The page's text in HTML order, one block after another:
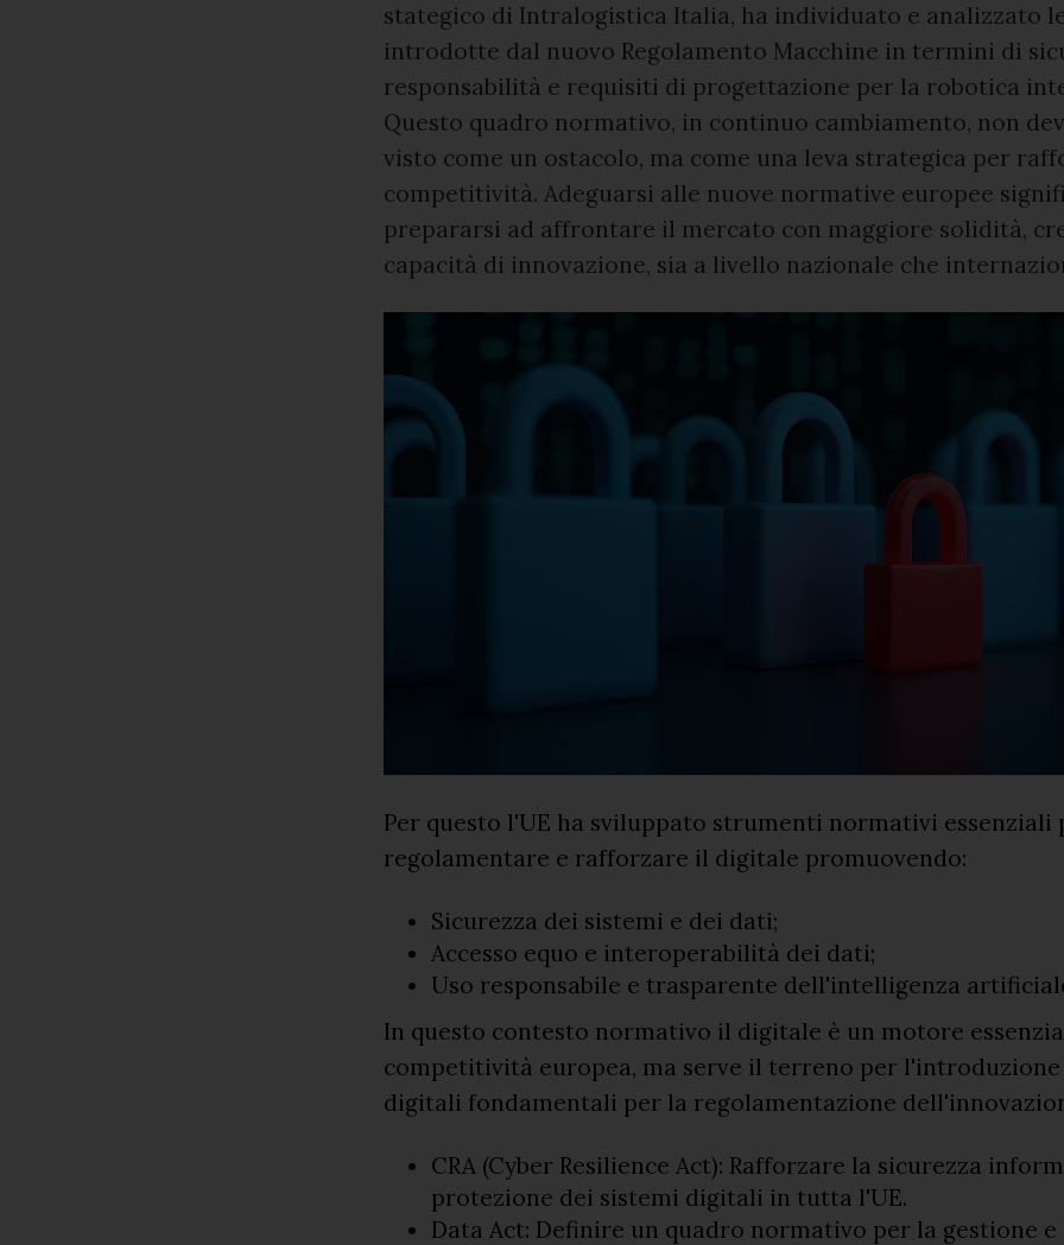
stategico di Intralogistica Italia, ha individuato e analizzato
introdotte dal nuovo Regolamento Macchine in termini di
responsabilità e requisiti di progettazione per la robotica
Questo quadro normativo, in continuo cambiamento, non
visto come un ostacolo, ma come una leva strategica per
competitività. Adeguarsi alle nuove normative europee
prepararsi ad affrontare il mercato con maggiore solidità,
capacità di innovazione, sia a livello nazionale che
Per questo l'UE ha sviluppato strumenti normativi essenziali
regolamentare e rafforzare il digitale promuovendo:
Sicurezza dei sistemi e dei dati;
Accesso equo e interoperabilità dei dati;
Uso responsabile e trasparente dell'intelligenza
In questo contesto normativo il digitale è un motore
competitività europea, ma serve il terreno per
digitali fondamentali per la regolamentazione
CRA (Cyber Resilience Act): Rafforzare la sicurezza
protezione dei sistemi digitali in tutta l'UE.
Data Act: Definire un quadro normativo per la gestione e